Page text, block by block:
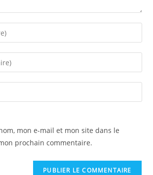
mon e-mail et mon site dans le
prochain commentaire.